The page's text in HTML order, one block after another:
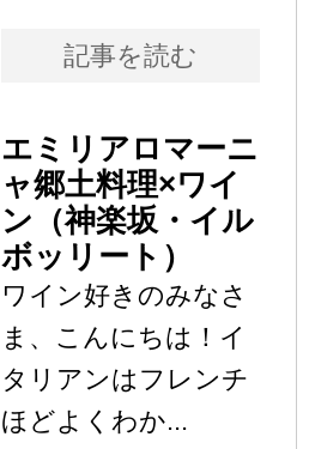
記事を読む
エミリアロマーニ
ャ郷土料理×ワイ
ン（神楽坂・イル
ボッリート）
ワイン好きのみなさ
ま、こんにちは！イ
タリアンはフレンチ
ほどよくわか...